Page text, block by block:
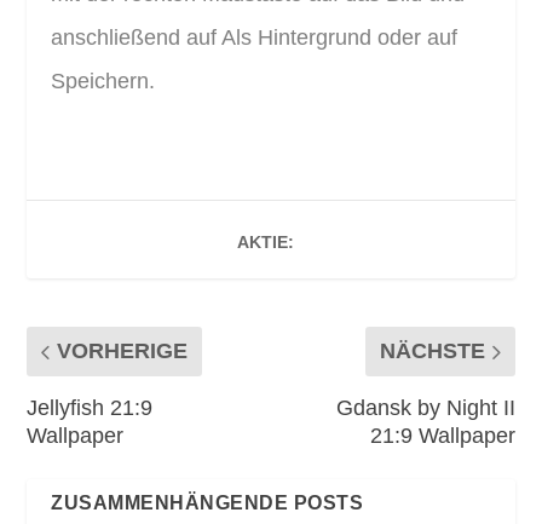
anschließend auf Als Hintergrund oder auf
Speichern.
AKTIE:
VORHERIGE
Jellyfish 21:9
Wallpaper
NÄCHSTE
Gdansk by Night II
21:9 Wallpaper
ZUSAMMENHÄNGENDE POSTS